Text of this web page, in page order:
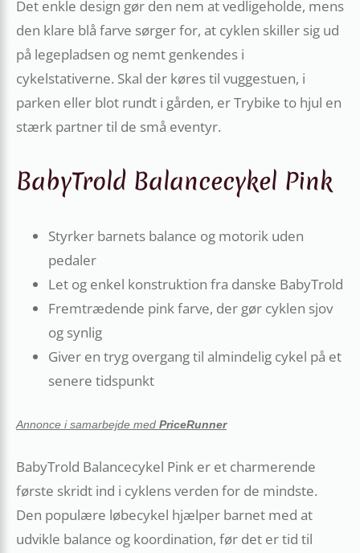
Det enkle design gør den nem at vedligeholde, mens
den klare blå farve sørger for, at cyklen skiller sig ud
på legepladsen og nemt genkendes i
cykelstativerne. Skal der køres til vuggestuen, i
parken eller blot rundt i gården, er Trybike to hjul en
stærk partner til de små eventyr.
BabyTrold Balancecykel Pink
Styrker barnets balance og motorik uden
pedaler
Let og enkel konstruktion fra danske BabyTrold
Fremtrædende pink farve, der gør cyklen sjov
og synlig
Giver en tryg overgang til almindelig cykel på et
senere tidspunkt
Annonce i samarbejde med PriceRunner
BabyTrold Balancecykel Pink er et charmerende
første skridt ind i cyklens verden for de mindste.
Den populære løbecykel hjælper barnet med at
udvikle balance og koordination, før det er tid til